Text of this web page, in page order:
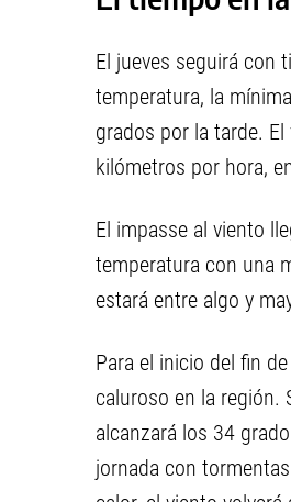
El jueves seguirá con
temperatura, la
grados por la tarde.
kilómetros por hora,
El impasse al viento
temperatura con una
estará entre algo y
Para el inicio del fin
caluroso en la región.
alcanzará los 34
jornada con